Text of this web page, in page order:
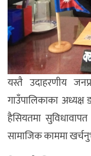
यस्तै उदाहरणीय
गाउँपालिकाका अध्यक्ष
हैसियतमा
सामाजिक काममा